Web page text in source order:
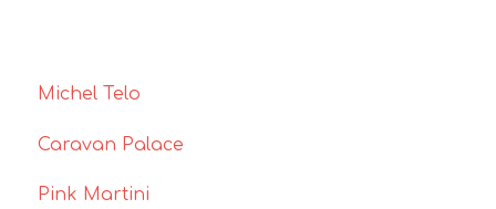
Michel Telo
Caravan Palace
Pink Martini